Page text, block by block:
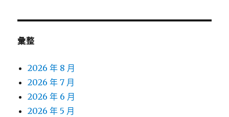
彙整
2026 年 8 月
2026 年 7 月
2026 年 6 月
2026 年 5 月